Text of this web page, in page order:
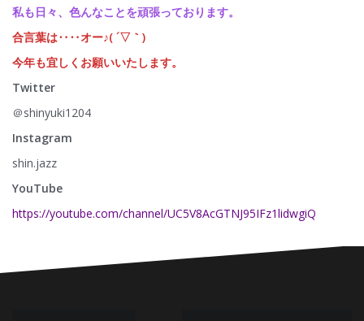
私も日々、色んなことを頑張っております。
合言葉は‥‥オー♪( ´▽｀)
今年も宜しくお願いいたします。
Twitter
＠shinyuki1204
Instagram
shin.jazz
YouTube
https://youtube.com/channel/UC5V8AcGTNJ95IFz1lidwgiQ